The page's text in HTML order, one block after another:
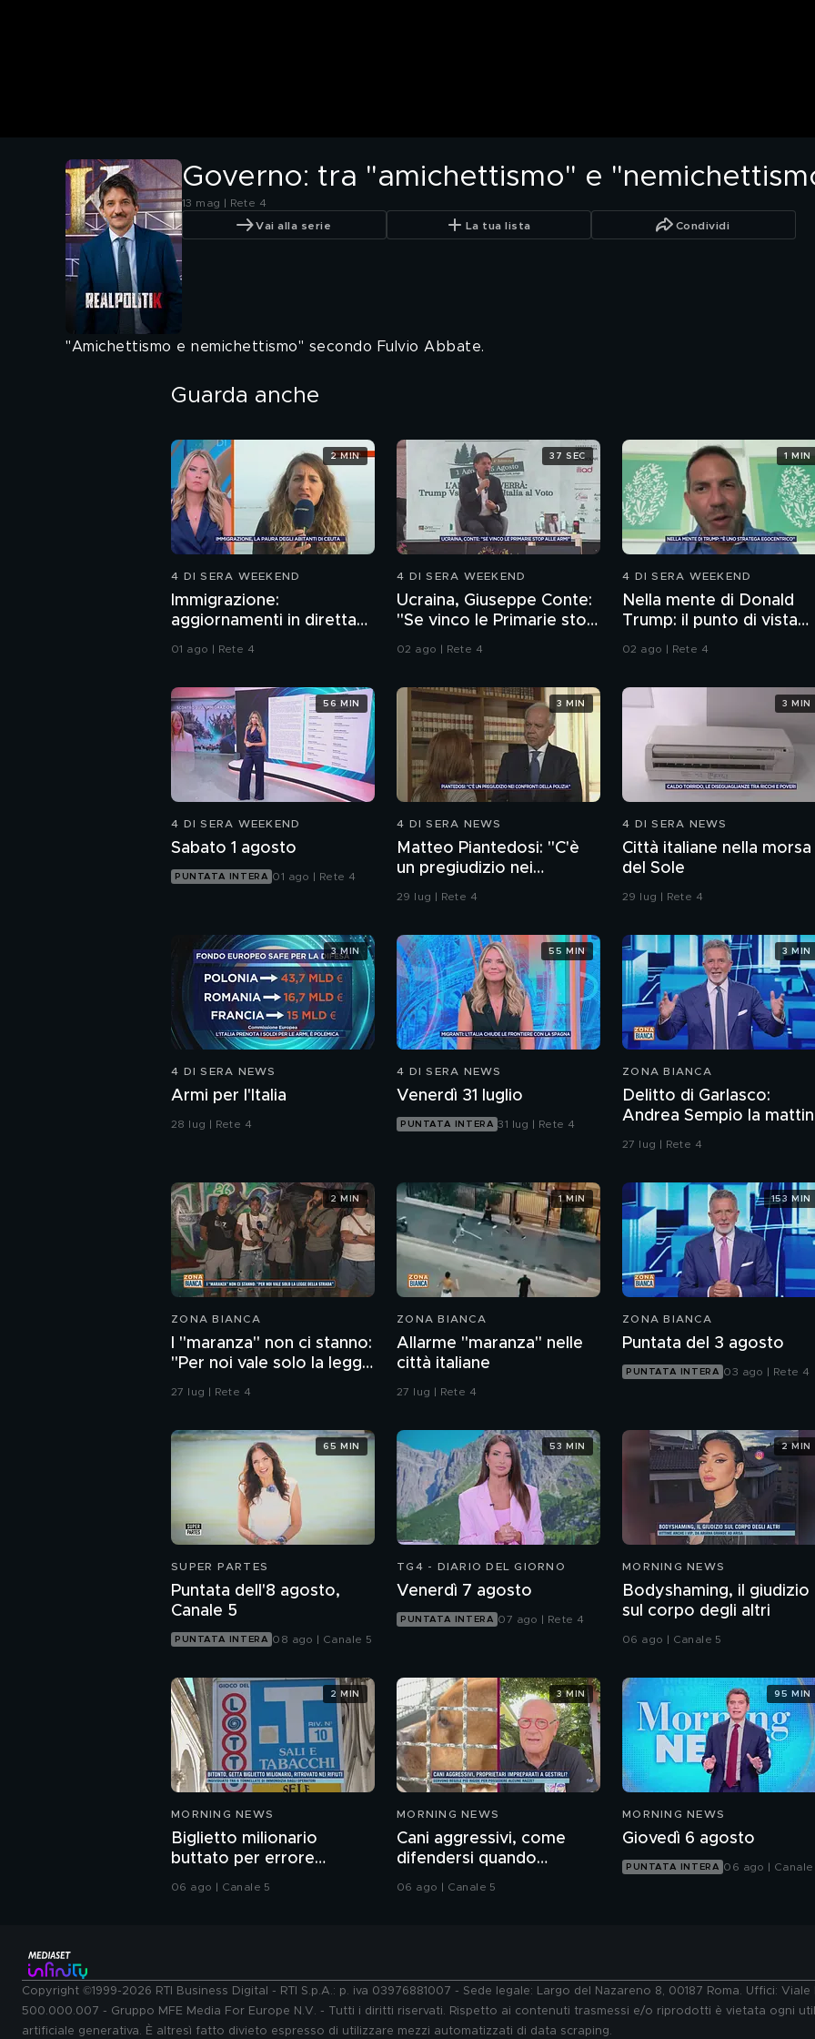
Governo: tra "amichettismo" e
13 mag | Rete 4
Vai alla serie La tua lista Condividi
"Amichettismo e nemichettismo" secondo Fulvio Abbate.
Guarda anche
4 DI SERA WEEKEND
Immigrazione:
aggiornamenti in diretta
da Ceuta
01 ago | Rete 4
2 MIN
4 DI SERA WEEKEND
Ucraina, Giuseppe Conte:
"Se vinco le Primarie stop
alle armi"
02 ago | Rete 4
37 SEC
4 DI SERA WEEKEND
Nella mente di Donald
Trump: il punto di vista
dello psichiatra Leonardo
02 ago | Rete 4
1 MIN
4 DI SERA WEEKEND
Sabato 1 agosto
PUNTATA INTERA 01 ago | Rete 4
56 MIN
4 DI SERA NEWS
Matteo Piantedosi: "C'è
un pregiudizio nei
confronti della polizia"
29 lug | Rete 4
3 MIN
4 DI SERA NEWS
Città italiane nella morsa
del Sole
29 lug | Rete 4
3 MIN
4 DI SERA NEWS
Armi per l'Italia
28 lug | Rete 4
3 MIN
4 DI SERA NEWS
Venerdì 31 luglio
PUNTATA INTERA 31 lug | Rete 4
55 MIN
ZONA BIANCA
Delitto di Garlasco:
Andrea Sempio la
del delitto è stato in un
27 lug | Rete 4
3 MIN
ZONA BIANCA
I "maranza" non ci stanno:
"Per noi vale solo la legge
della strada"
27 lug | Rete 4
2 MIN
ZONA BIANCA
Allarme "maranza" nelle
città italiane
27 lug | Rete 4
1 MIN
ZONA BIANCA
Puntata del 3 agosto
PUNTATA INTERA 03 ago | Rete 4
153 MIN
SUPER PARTES
Puntata dell'8 agosto,
Canale 5
PUNTATA INTERA 08 ago | Canale 5
65 MIN
TG4 - DIARIO DEL GIORNO
Venerdì 7 agosto
PUNTATA INTERA 07 ago | Rete 4
53 MIN
MORNING NEWS
Bodyshaming, il giudizio
sul corpo degli altri
06 ago | Canale 5
2 MIN
MORNING NEWS
Biglietto milionario
buttato per errore
nell'immondizia
06 ago | Canale 5
2 MIN
MORNING NEWS
Cani aggressivi, come
difendersi quando
attaccano?
06 ago | Canale 5
3 MIN
MORNING NEWS
Giovedì 6 agosto
PUNTATA INTERA 06 ago | Canale
95 MIN
Copyright ©1999-2026 RTI Business Digital - RTI S.p.A.: p. iva 03976881007 - Sede legale: Largo del Nazareno 8, 00187 Roma. Uffici:
500.000.007 - Gruppo MFE Media For Europe N.V. - Tutti i diritti riservati. Rispetto ai contenuti trasmessi e/o riprodotti è vietata ogni
artificiale generativa. È altresì fatto divieto espresso di utilizzare mezzi automatizzati di data scraping.